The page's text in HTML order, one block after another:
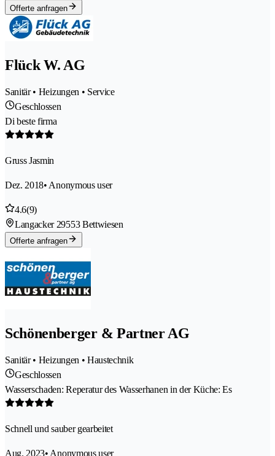
Offerte anfragen
Flück W. AG
Sanitär • Heizungen • Service
Geschlossen
Di beste firma
Gruss Jasmin
Dez. 2018• Anonymous user
4.6(9)
Langacker 29553 Bettwiesen
Offerte anfragen
Schönenberger & Partner AG
Sanitär • Heizungen • Haustechnik
Geschlossen
Wasserschaden: Reperatur des Wasserhanen in der Küche: Es
Schnell und sauber gearbeitet
Aug. 2023• Anonymous user